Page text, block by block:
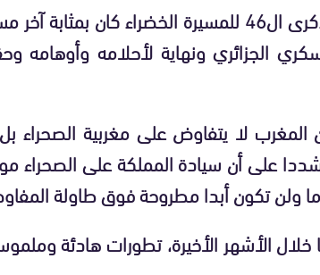
الخطاب الملكي الأخير بمناسبة الذكرى ال46 للمسيرة الخضراء
الجزائري ونهاية لأحلامه وأوهامه
لا يتفاوض على مغربية الصحراء
على أن سيادة المملكة على الصحراء
ولن تكون أبدا مطروحة فوق طاولة
الأشهر الأخيرة، تطورات هادئة